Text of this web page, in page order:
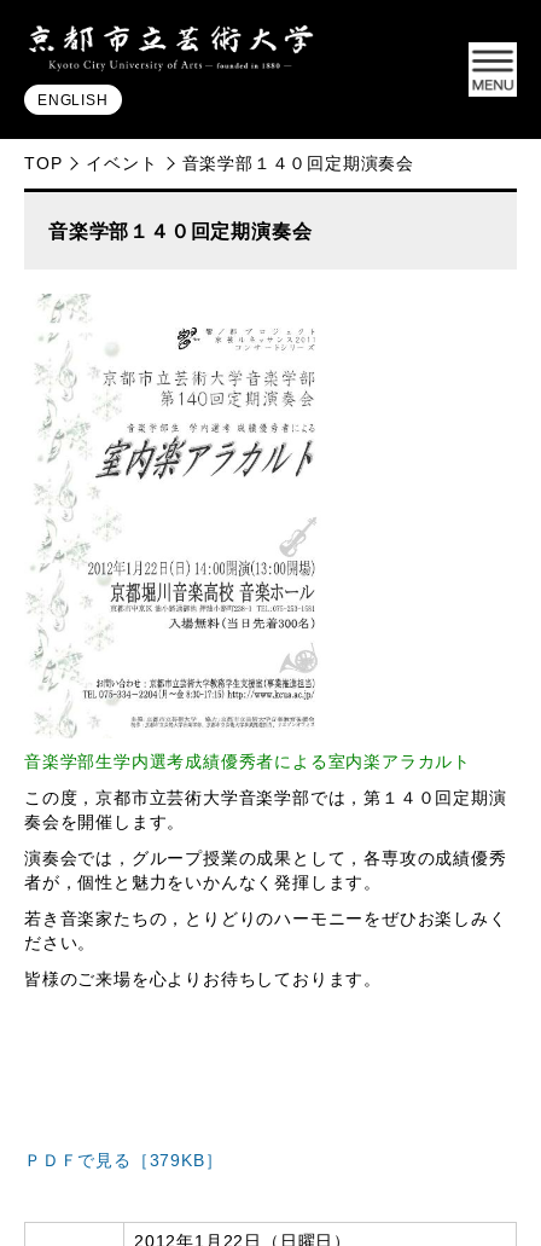
ENGLISH
TOP イベント 音楽学部１４０回定期演奏会
音楽学部１４０回定期演奏会
音楽学部生学内選考成績優秀者による室内楽アラカルト
この度，京都市立芸術大学音楽学部では，第１４０回定期演
奏会を開催します。
演奏会では，グループ授業の成果として，各専攻の成績優秀
者が，個性と魅力をいかんなく発揮します。
若き音楽家たちの，とりどりのハーモニーをぜひお楽しみく
ださい。
皆様のご来場を心よりお待ちしております。
ＰＤＦで見る［379KB］
2012年1月22日（日曜日）